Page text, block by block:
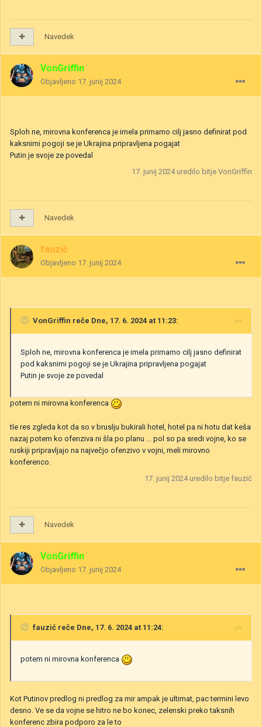
Navedek
VonGriffin
Objavljeno 17. junij 2024
Sploh ne, mirovna konferenca je imela primarno cilj jasno definirat pod
kaksnimi pogoji se je Ukrajina pripravljena pogajat
Putin je svoje ze povedal
17. junij 2024uredilo bitje VonGriffin
Navedek
fauzić
Objavljeno 17. junij 2024
VonGriffin reče Dne, 17. 6. 2024 at 11:23:
Sploh ne, mirovna konferenca je imela primarno cilj jasno definirat
pod kaksnimi pogoji se je Ukrajina pripravljena pogajat
Putin je svoje ze povedal
potem ni mirovna konferenca
tle res zgleda kot da so v bruslju bukirali hotel, hotel pa ni hotu dat keša
nazaj potem ko ofenziva ni šla po planu ... pol so pa sredi vojne, ko se
ruskiji pripravljajo na največjo ofenzivo v vojni, meli mirovno
konferenco.
17. junij 2024uredilo bitje fauzić
Navedek
VonGriffin
Objavljeno 17. junij 2024
fauzić reče Dne, 17. 6. 2024 at 11:24:
potem ni mirovna konferenca
Kot Putinov predlog ni predlog za mir ampak je ultimat, pac termini levo
desno. Ve se da vojne se hitro ne bo konec, zelenski preko taksnih
konferenc zbira podporo za le to